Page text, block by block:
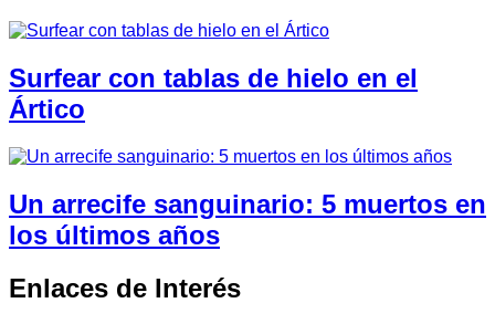
Surfear con tablas de hielo en el
Ártico
Un arrecife sanguinario: 5 muertos en
los últimos años
Enlaces de Interés